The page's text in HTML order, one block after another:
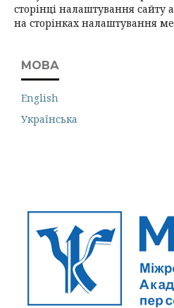
сторінці налаштування сайту
на сторінках налаштування
МОВА
English
Українська